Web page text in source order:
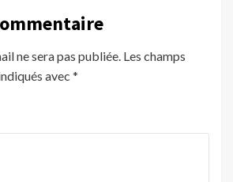
ne sera pas publiée. Les champs
avec *